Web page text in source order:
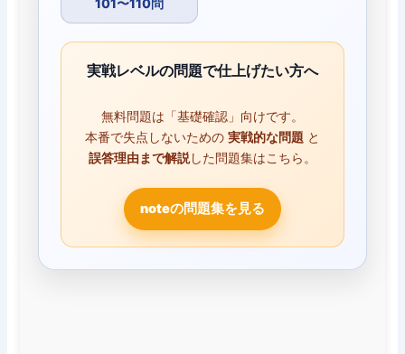
101〜110問
実戦レベルの問題で仕上げたい方へ
無料問題は「基礎確認」向けです。
本番で失点しないための 実戦的な問題 と
誤答理由まで解説した問題集はこちら。
noteの問題集を見る